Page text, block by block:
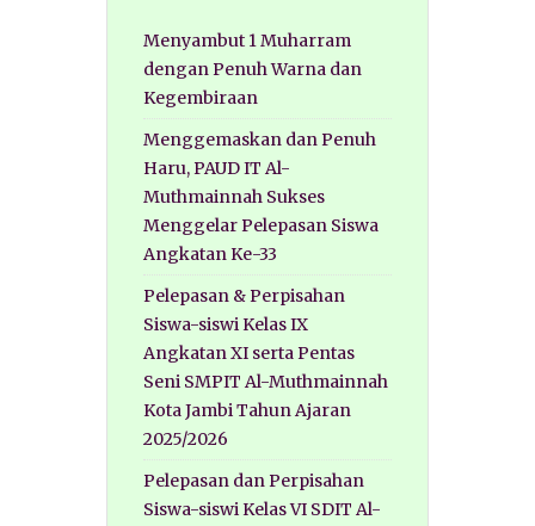
Menyambut 1 Muharram
dengan Penuh Warna dan
Kegembiraan
Menggemaskan dan Penuh
Haru, PAUD IT Al-
Muthmainnah Sukses
Menggelar Pelepasan Siswa
Angkatan Ke-33
Pelepasan & Perpisahan
Siswa-siswi Kelas IX
Angkatan XI serta Pentas
Seni SMPIT Al-Muthmainnah
Kota Jambi Tahun Ajaran
2025/2026
Pelepasan dan Perpisahan
Siswa-siswi Kelas VI SDIT Al-